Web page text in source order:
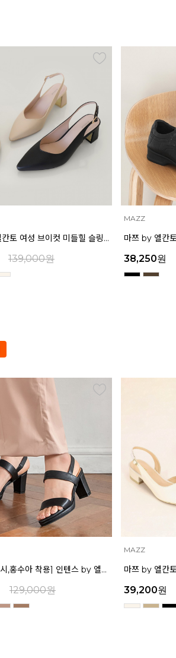
마쯔 by 엘칸토 남성 데일리 컴포트화 4cm LCMF95M111
129,000원
MAZZ
38,250원
마쯔 by 엘칸토 여성 오픈토 플랫 샌들 3cm LCWW39M326
159,000원
INTENSE
39,200원